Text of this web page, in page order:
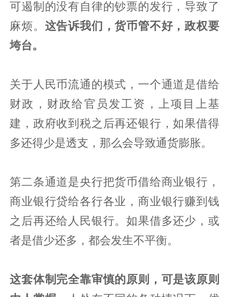
可遏制的没有自律的钞票的发行，导致了
麻烦。 这告诉我们，货币管不好，政权要
垮台。
关于人民币流通的模式，一个通道是借给
财政，财政给官员发工资，上项目上基
建，政府收到税之后再还银行，如果借得
多还得少是透支，那么会导致通货膨胀。
第二条通道是央行把货币借给商业银行，
商业银行贷给各行各业，商业银行赚到钱
之后再还给人民银行。如果借多还少，或
者是借少还多，都会发生不平衡。
这套体制完全靠审慎的原则，可是该原则